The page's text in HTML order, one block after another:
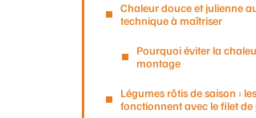
Chaleur douce et julienne
technique à maîtriser
Pourquoi éviter la
montage
Légumes rôtis de saison :
fonctionnent avec le filet de